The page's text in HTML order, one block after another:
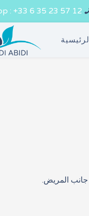
: +33 6 35 23 57 12
جانب المريض.